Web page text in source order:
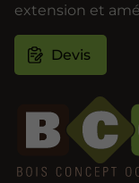
extension et
Devis